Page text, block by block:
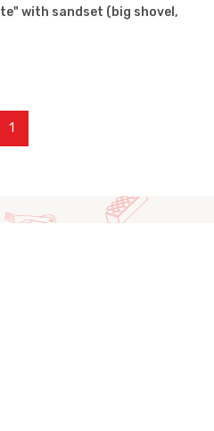
with sandset (big shovel,
1